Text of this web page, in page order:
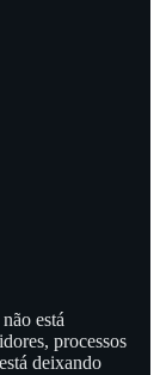
está
processos
deixando